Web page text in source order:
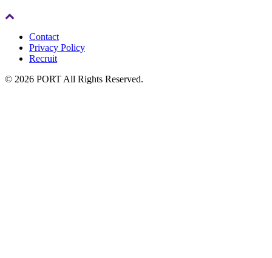
Contact
Privacy Policy
Recruit
© 2026 PORT All Rights Reserved.